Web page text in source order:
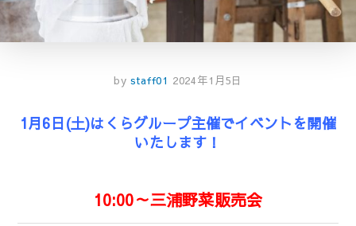
by staff01 2024年1月5日
1月6日(土)はくらグループ主催でイベントを開催
いたします！
10:00～三浦野菜販売会